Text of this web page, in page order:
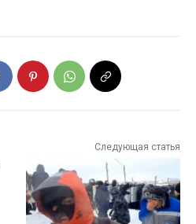
Следующая статья